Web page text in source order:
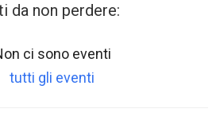
da non perdere:
ci sono eventi
tutti gli eventi